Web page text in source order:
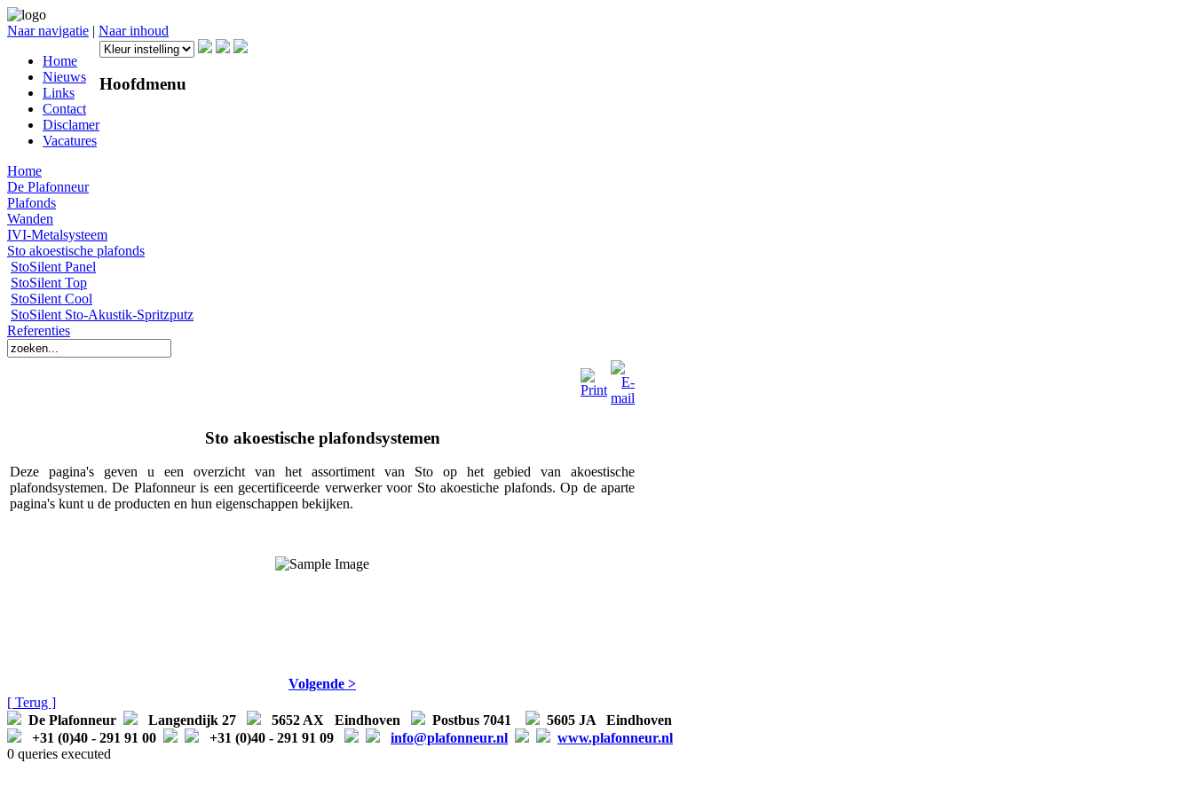
Naar navigatie | Naar inhoud
Home
Nieuws
Links
Contact
Disclamer
Vacatures
Hoofdmenu
Home
De Plafonneur
Plafonds
Wanden
IVI-Metalsysteem
Sto akoestische plafonds
StoSilent Panel
StoSilent Top
StoSilent Cool
StoSilent Sto-Akustik-Spritzputz
Referenties
Sto akoestische plafondsystemen
Deze pagina's geven u een overzicht van het assortiment van Sto op het gebied van akoestische
plafondsystemen. De Plafonneur is een gecertificeerde verwerker voor Sto akoestiche plafonds. Op de aparte
pagina's kunt u de producten en hun eigenschappen bekijken.
Volgende >
[ Terug ]
De Plafonneur
Langendijk 27 5652 AX Eindhoven Postbus 7041
5605 JA Eindhoven
+31 (0)40 - 291 91 00
+31 (0)40 - 291 91 09 info@plafonneur.nl
www.plafonneur.nl
0 queries executed